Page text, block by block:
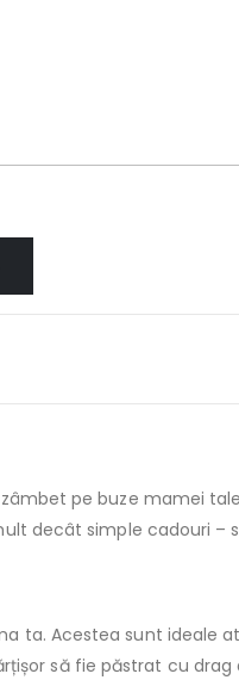
pe buze mamei
decât simple cadouri –
ta. Acestea sunt ideale
să fie păstrat cu drag